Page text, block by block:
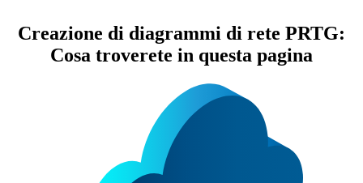
Creazione di diagrammi di rete PRTG:
Cosa troverete in questa pagina